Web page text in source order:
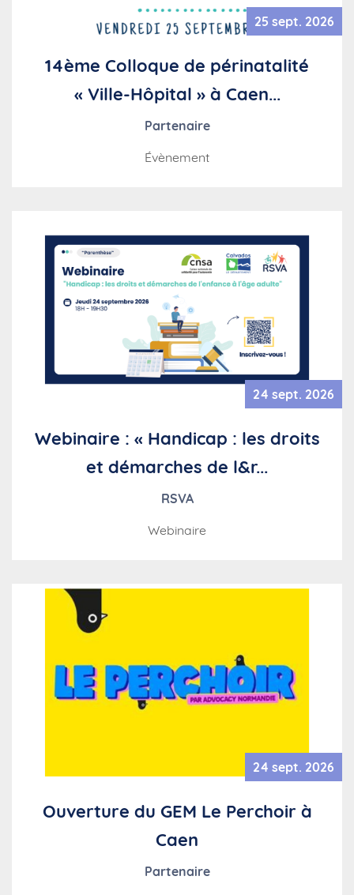
25 sept. 2026
14ème Colloque de périnatalité
« Ville-Hôpital » à Caen...
Partenaire
Évènement
24 sept. 2026
Webinaire : « Handicap : les droits
et démarches de l&r...
RSVA
Webinaire
24 sept. 2026
Ouverture du GEM Le Perchoir à
Caen
Partenaire